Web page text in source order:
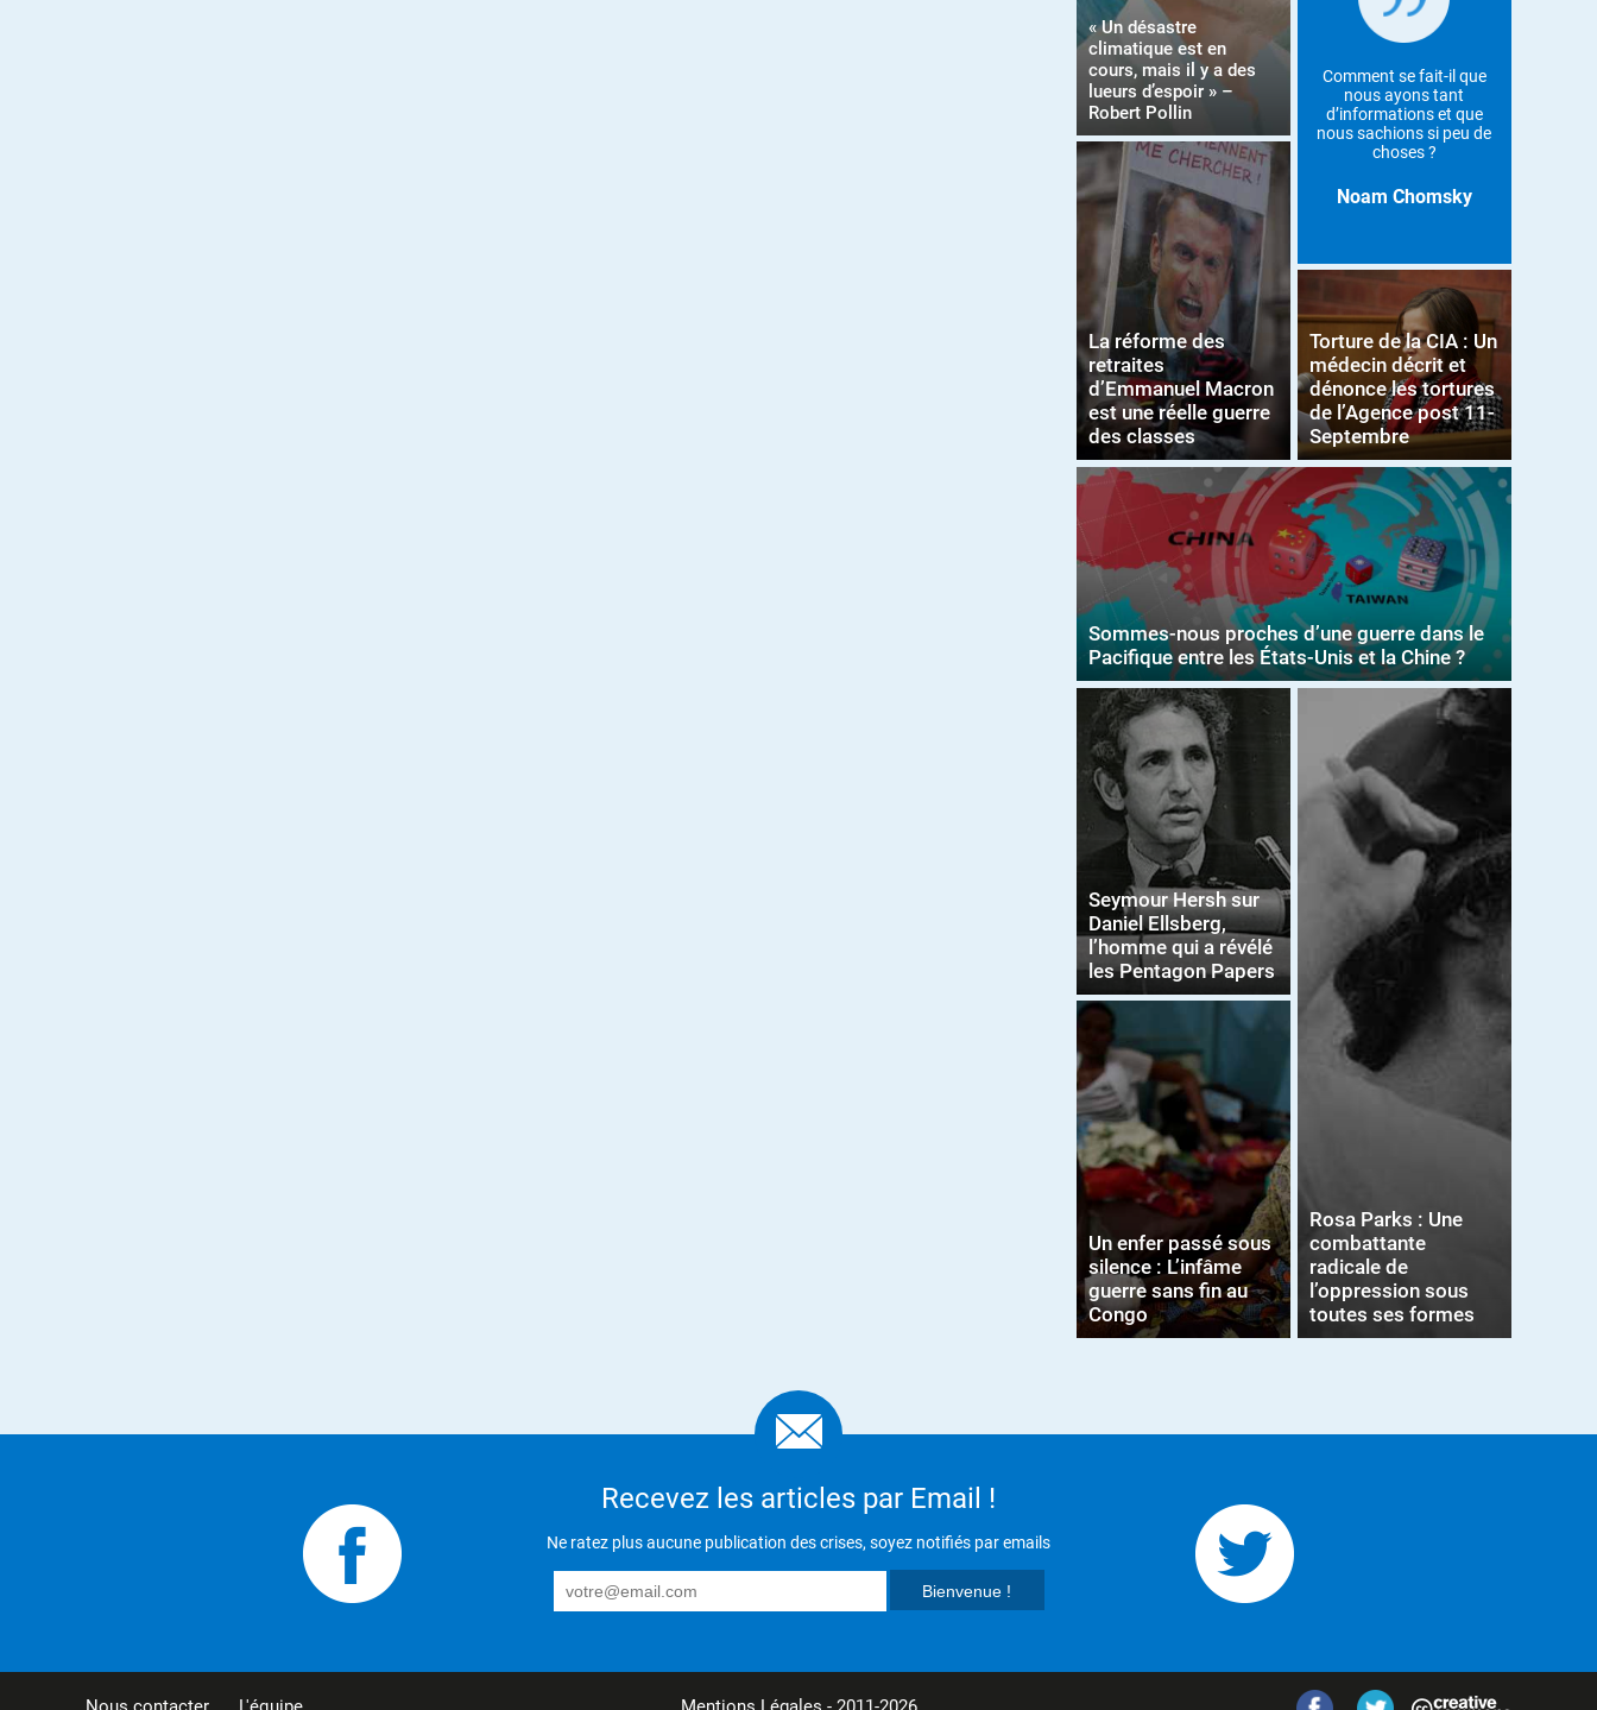
« Un désastre
climatique est en
cours, mais il y a des
lueurs d’espoir » –
Robert Pollin
La réforme des
retraites
d’Emmanuel Macron
est une réelle guerre
des classes
Comment se fait-il que
nous ayons tant
d’informations et que
nous sachions si peu de
choses ?
Noam Chomsky
Torture de la CIA : Un
médecin décrit et
dénonce les tortures
de l’Agence post 11-
Septembre
Sommes-nous proches d’une guerre dans le
Pacifique entre les États-Unis et la Chine ?
Seymour Hersh sur
Daniel Ellsberg,
l’homme qui a révélé
les Pentagon Papers
Un enfer passé sous
silence : L’infâme
guerre sans fin au
Congo
Rosa Parks : Une
combattante
radicale de
l’oppression sous
toutes ses formes
Recevez les articles par Email !
Ne ratez plus aucune publication des crises, soyez notifiés par emails